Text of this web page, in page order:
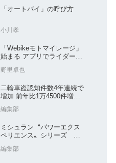
「オートバイ」の呼び方
小川孝
「Webikeモトマイレージ」
始まる アプリでライダーと
野里卓也
二輪車盗認知件数4年連続で
増加 前年比1万4500件増／
編集部
ミシュラン〝パワーエクス
ペリエンス〟シリーズ
売
編集部